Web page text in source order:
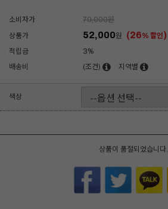
소비자가 70,000원
상품가
52,000원 (26% 할인)
적립금
3%
배송비
(조건) 지역별
색상
상품이 품절되었습니다.